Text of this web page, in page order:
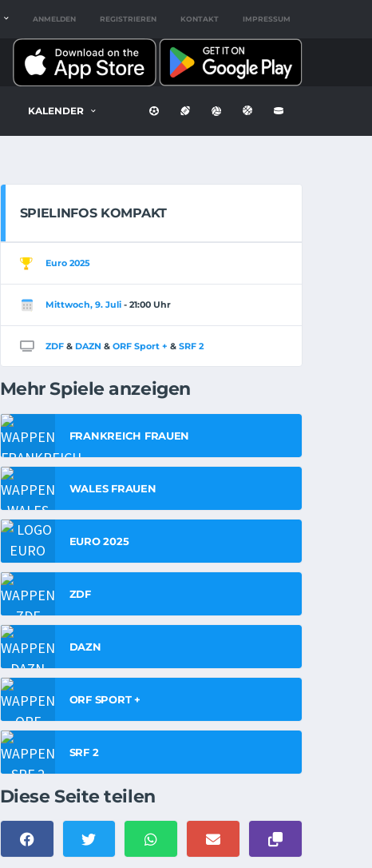
ANMELDEN REGISTRIEREN KONTAKT IMPRESSUM
KALENDER
SPIELINFOS KOMPAKT
Euro 2025
Mittwoch, 9. Juli- 21:00 Uhr
ZDF& DAZN & ORF Sport + & SRF 2
Mehr Spiele anzeigen
FRANKREICH FRAUEN
WALES FRAUEN
EURO 2025
ZDF
DAZN
ORF SPORT +
SRF 2
Diese Seite teilen